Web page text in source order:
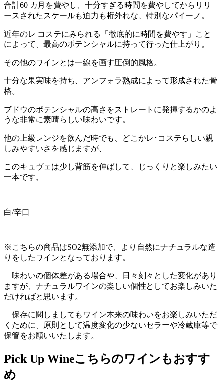
合計60 カ月を費やし、十分すぎる時間を費やしてからリリ
ースされたスケールも迫力も桁外れな、特別なパイーノ。
近年のレ コステにみられる「徹底的に時間を費やす」こと
によって、最高のポテンシャルに持って行った仕上がり。
その他のワインとは一線を画す圧倒的風格。
十分な果実味を持ち、アンフォラ熟成によって形成された骨
格。
ブドウのポテンシャルの高さをストレートに発揮するかのよ
うな非常に素晴らしい味わいです。
他の上級レンジを飲んだ時でも、どこかレ･コステらしい親
しみやすいさを感じますが、
このキュヴェは少し背筋を伸ばして、じっくりと楽しみたい
一本です。
白/辛口
※こちらの商品はSO2無添加で、より自然にナチュラルな造
りをしたワインとなっております。
味わいの個体差がある場合や、日々刻々とした変化があり
ますが、ナチュラルワインの楽しい個性としてお楽しみいた
だければと思います。
保存に関しましてもワイン本来の味わいをお楽しみいただ
くために、原則として温度変化の少ないセラーや冷蔵庫等で
保管をお願いいたします。
Pick Up Wineこちらのワインもおすす
め